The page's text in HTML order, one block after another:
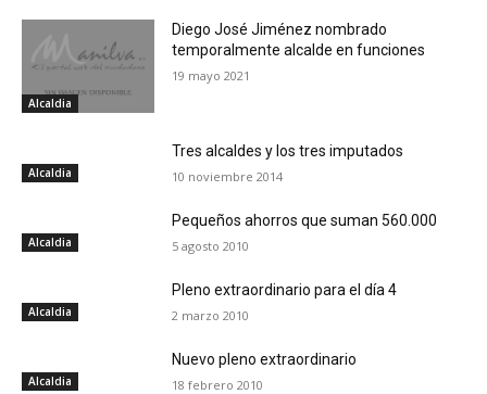
Alcaldia
Diego José Jiménez nombrado
temporalmente alcalde en funciones
19 mayo 2021
Alcaldia
Tres alcaldes y los tres imputados
10 noviembre 2014
Alcaldia
Pequeños ahorros que suman 560.000
5 agosto 2010
Alcaldia
Pleno extraordinario para el día 4
2 marzo 2010
Alcaldia
Nuevo pleno extraordinario
18 febrero 2010